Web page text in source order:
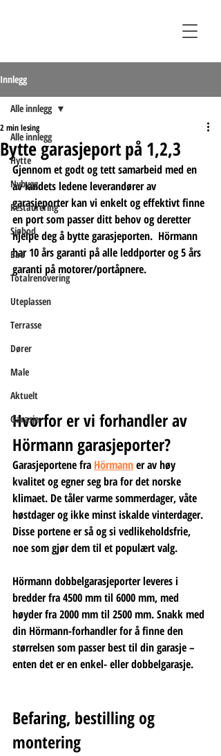
Innlegg
Alle innlegg
Hytte
Nybygg
Restaurering
Sjøbod
Bad
Totalrenovering
Uteplassen
Terrasse
Dører
Male
Aktuelt
Garasje
Alle innlegg
Bytte garasjeport på 1,2,3
2 min lesing
Gjennom et godt og tett samarbeid med en
av landets ledene leverandører av
garasjeporter kan vi enkelt og effektivt finne
en port som passer ditt behov og deretter
hjelpe deg å bytte garasjeporten.  Hörmann
har 10 års garanti på alle leddporter og 5 års
garanti på motorer/portåpnere.
Hvorfor er vi forhandler av
Hörmann garasjeporter?
Garasjeportene fra Hörmann er av høy
kvalitet og egner seg bra for det norske
klimaet. De tåler varme sommerdager, våte
høstdager og ikke minst iskalde vinterdager.
Disse portene er så og si vedlikeholdsfrie,
noe som gjør dem til et populært valg.
Hörmann dobbelgarasjeporter leveres i
bredder fra 4500 mm til 6000 mm, med
høyder fra 2000 mm til 2500 mm. Snakk med
din Hörmann-forhandler for å finne den
størrelsen som passer best til din garasje –
enten det er en enkel- eller dobbelgarasje.
Befaring, bestilling og
montering